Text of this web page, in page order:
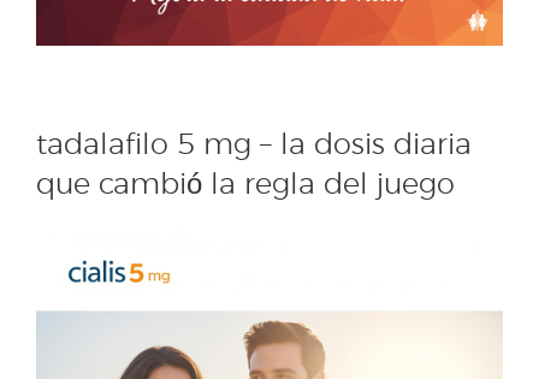
tadalafilo 5 mg – la dosis diaria
que cambió la regla del juego